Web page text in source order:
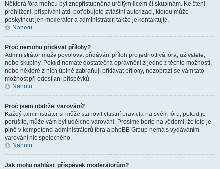
Některá fóra mohou být znepřístupněna určitým lidem či skupinám. Ke čtení,
prohlížení, přispívání atd. potřebujete zvláštní autorizaci, kterou může
poskytnout jen moderátor a administrátor, takže je kontaktujte.
Nahoru
Proč nemohu přidávat přílohy?
Administrátor může povolovat přidávání příloh pro jednotlivá fóra, uživatele,
nebo skupiny. Pokud nemáte dostatečná oprávnění z jedné z těchto možností,
nebo některé z nich úplně zabraňují přidávat přílohy, nezobrazí se vám tato
možnost při odesílání příspěvků.
Nahoru
Proč jsem obdržel varování?
Každý administrátor si může stanovit vlastní pravidla na svém fóru, pokud je
porušíte, může vám být uděleno varování. Prosíme berte na vědomí, že toto je
plně v kompetenci administrátorů fóra a phpBB Group nemá s vydáváním
varování nic společného.
Nahoru
Jak mohu nahlásit příspěvek moderátorům?